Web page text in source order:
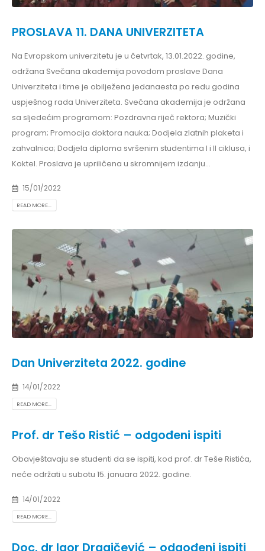
PROSLAVA 11. DANA UNIVERZITETA
Na Evropskom univerzitetu je u četvrtak, 13.01.2022. godine,
održana Svečana akademija povodom proslave Dana
Univerziteta i time je obilježena jedanaesta po redu godina
uspješnog rada Univerziteta. Svečana akademija je održana
sa sljedećim programom: Pozdravna riječ rektora; Muzički
program; Promocija doktora nauka; Dodjela zlatnih plaketa i
zahvalnica; Dodjela diploma svršenim studentima I i II ciklusa, i
Koktel. Proslava je upriličena u skromnijem izdanju...
15/01/2022
READ MORE...
Dan Univerziteta 2022. godine
14/01/2022
READ MORE...
Prof. dr Tešo Ristić – odgođeni ispiti
Obavještavaju se studenti da se ispiti, kod prof. dr Teše Ristića,
neće održati u subotu 15. januara 2022. godine.
14/01/2022
READ MORE...
Doc. dr Igor Dragičević – odgođeni ispiti